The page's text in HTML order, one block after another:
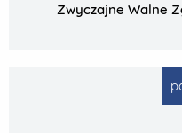
Zwyczajne Walne